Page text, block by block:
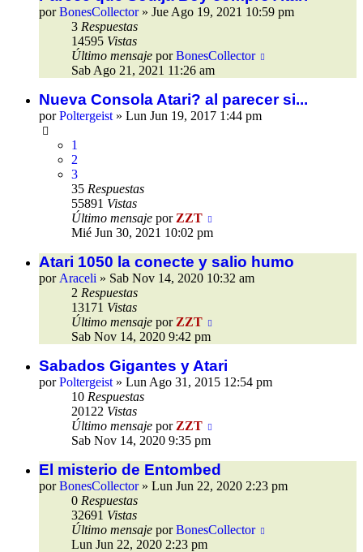
porBonesCollector» Jue Ago 19, 2021 10:59 pm
3 Respuestas
14595 Vistas
Último mensaje porBonesCollector
Sab Ago 21, 2021 11:26 am
Nueva Consola Atari? al parecer si...
porPoltergeist » Lun Jun 19, 2017 1:44 pm
1
2
3
35 Respuestas
55891 Vistas
Último mensaje por ZZT
Mié Jun 30, 2021 10:02 pm
Atari 1050 la conecte y salio humo
por Araceli » Sab Nov 14, 2020 10:32 am
2 Respuestas
13171 Vistas
Último mensaje por ZZT
Sab Nov 14, 2020 9:42 pm
Sabados Gigantes y Atari
porPoltergeist » Lun Ago 31, 2015 12:54 pm
10 Respuestas
20122 Vistas
Último mensaje por ZZT
Sab Nov 14, 2020 9:35 pm
El misterio de Entombed
porBonesCollector» Lun Jun 22, 2020 2:23 pm
0 Respuestas
32691 Vistas
Último mensaje porBonesCollector
Lun Jun 22, 2020 2:23 pm